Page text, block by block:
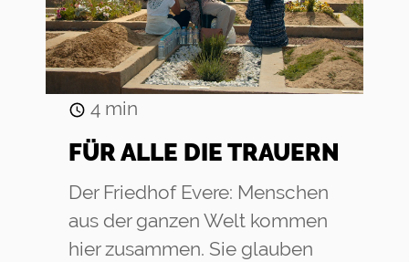
4 min
FÜR ALLE DIE TRAUERN
Der Friedhof Evere: Menschen
aus der ganzen Welt kommen
hier zusammen. Sie glauben